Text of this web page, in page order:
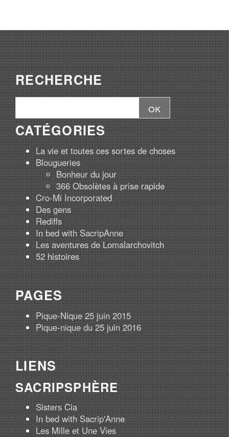
RECHERCHE
CATÉGORIES
La vie et toutes ces sortes de choses
Blougueries
Bonheur du jour
366 Obsolètes à prise rapide
Cro-Mi Incorporated
Des gens
Rediffs
In bed with SacripAnne
Les aventures de Lomalarchovitch
52 histoires
PAGES
Pique-Nique 25 juin 2015
Pique-nique du 25 juin 2016
LIENS
SACRIPSPHÈRE
Sisters Cia
In bed with Sacrip'Anne
Les Mille et Une Vies